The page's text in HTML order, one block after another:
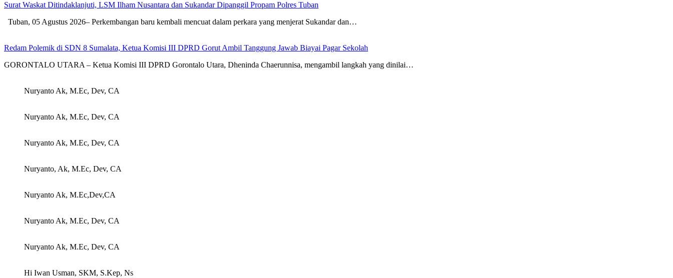
Surat Waskat Ditindaklanjuti, LSM Ilham Nusantara dan Sukandar Dipanggil Propam Polres Tuban
Tuban, 05 Agustus 2026– Perkembangan baru kembali mencuat dalam perkara yang menjerat Sukandar dan…
Redam Polemik di SDN 8 Sumalata, Ketua Komisi III DPRD Gorut Ambil Tanggung Jawab Biayai Pagar Sekolah
GORONTALO UTARA – Ketua Komisi III DPRD Gorontalo Utara, Dheninda Chaerunnisa, mengambil langkah yang dinilai…
Nuryanto Ak, M.Ec, Dev, CA
Nuryanto Ak, M.Ec, Dev, CA
Nuryanto Ak, M.Ec, Dev, CA
Nuryanto, Ak, M.Ec, Dev, CA
Nuryanto Ak, M.Ec,Dev,CA
Nuryanto Ak, M.Ec, Dev, CA
Nuryanto Ak, M.Ec, Dev, CA
Hi Iwan Usman, SKM, S.Kep, Ns